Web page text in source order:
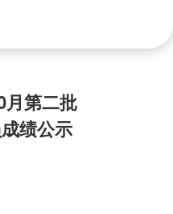
月第二批
绩公示